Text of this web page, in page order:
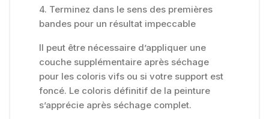
4. Terminez dans le sens des premières
bandes pour un résultat impeccable
Il peut être nécessaire d’appliquer une
couche supplémentaire après séchage
pour les coloris vifs ou si votre support est
foncé. Le coloris définitif de la peinture
s’apprécie après séchage complet.